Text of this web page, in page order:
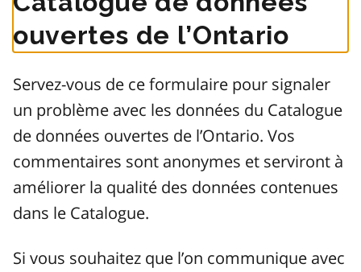
ouvertes de l’Ontario
Servez-vous de ce formulaire pour signaler
un problème avec les données du Catalogue
de données ouvertes de l’Ontario. Vos
commentaires sont anonymes et serviront à
améliorer la qualité des données contenues
dans le Catalogue.
Si vous souhaitez que l’on communique avec